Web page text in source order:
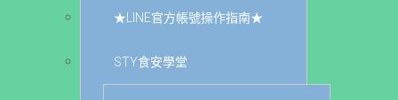
★LINE官方帳號操作指南★
STY食安學堂